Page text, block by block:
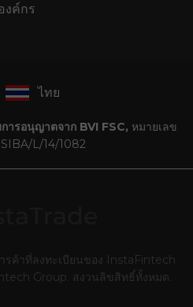
งค์กร
ไทย
รอนุญาตจาก BVI FSC, หมายเลข
L/14/1082
รค้าที่ลงทะเบียนของ InstaFintech
Group. สงวนลิขสิทธิ์ทั้งหมด.